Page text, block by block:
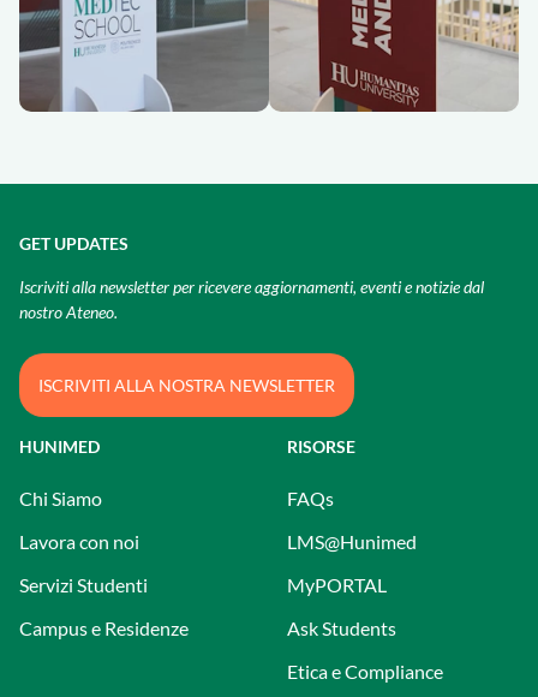
HUNIMED
Chi Siamo
Lavora con noi
Servizi Studenti
Campus e Residenze
RISORSE
FAQs
LMS@Hunimed
MyPORTAL
Ask Students
Etica e Compliance
GET UPDATES
Iscriviti alla newsletter per ricevere aggiornamenti, eventi e notizie dal
nostro Ateneo.
ISCRIVITI ALLA NOSTRA NEWSLETTER